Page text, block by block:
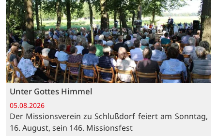
Unter Gottes Himmel
05.08.2026
Der Missionsverein zu Schlußdorf feiert am Sonntag,
16. August, sein 146. Missionsfest